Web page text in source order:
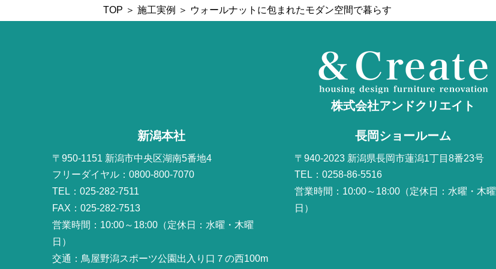
TOP ＞ 施工実例 ＞ ウォールナットに包まれたモダン空間で暮らす
株式会社アンドクリエイト
新潟本社
〒950-1151 新潟市中央区湖南5番地4
フリーダイヤル：0800-800-7070
TEL：025-282-7511
FAX：025-282-7513
営業時間：10:00～18:00（定休日：水曜・木曜
日）
交通：鳥屋野潟スポーツ公園出入り口７の西100m
長岡ショールーム
〒940-2023 新潟県長岡市蓮潟1丁目8番23号
TEL：0258-86-5516
営業時間：10:00～18:00（定休日：水曜・木曜
日）